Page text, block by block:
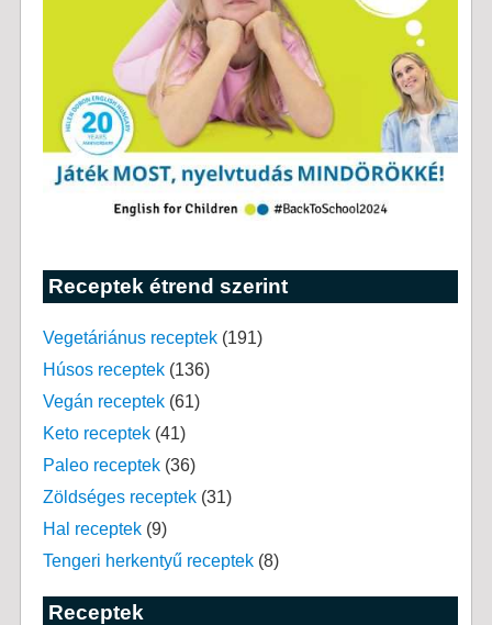
Receptek étrend szerint
Vegetáriánus receptek(191)
Húsos receptek(136)
Vegán receptek(61)
Keto receptek(41)
Paleo receptek(36)
Zöldséges receptek(31)
Hal receptek(9)
Tengeri herkentyű receptek(8)
Receptek